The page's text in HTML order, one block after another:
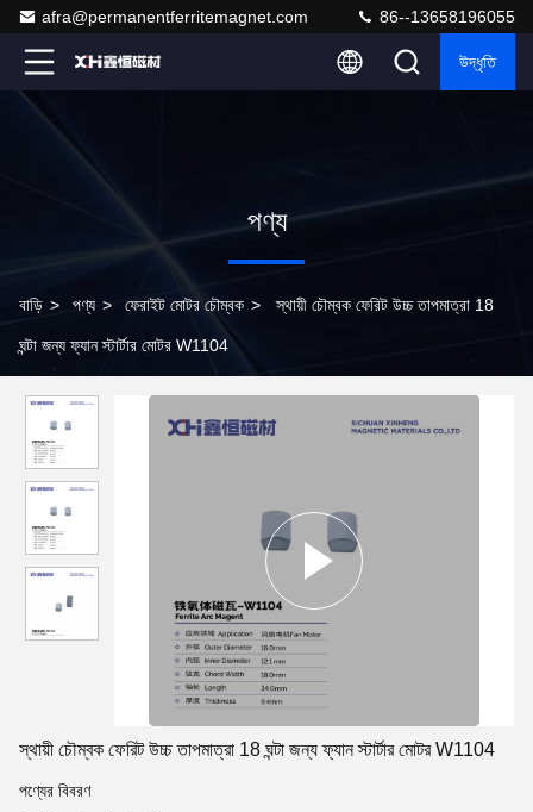
afra@permanentferritemagnet.com 86--13658196055
উদ্ধৃতি
পণ্য
বাড়ি > পণ্য > ফেরাইট মোটর চৌম্বক > স্থায়ী চৌম্বক ফেরিট উচ্চ তাপমাত্রা 18
ঘন্টা জন্য ফ্যান স্টার্টার মোটর W1104
স্থায়ী চৌম্বক ফেরিট উচ্চ তাপমাত্রা 18 ঘন্টা জন্য ফ্যান স্টার্টার মোটর W1104
পণ্যের বিবরণ